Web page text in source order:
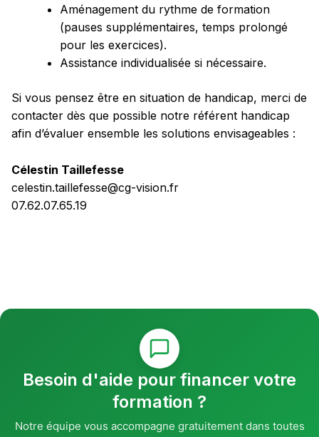
Aménagement du rythme de formation
(pauses supplémentaires, temps prolongé
pour les exercices).
Assistance individualisée si nécessaire.
Si vous pensez être en situation de handicap, merci de
contacter dès que possible notre référent handicap
afin d’évaluer ensemble les solutions envisageables :
Célestin Taillefesse
celestin.taillefesse@cg-vision.fr
07.62.07.65.19
Besoin d'aide pour financer votre
formation ?
Notre équipe vous accompagne gratuitement dans toutes